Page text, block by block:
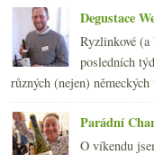
►února(24)
►ledna (24)
►2007(108)
Degustace
Ryzlinkové (a
posledních
různých (nejen)
Parádní
O víkendu